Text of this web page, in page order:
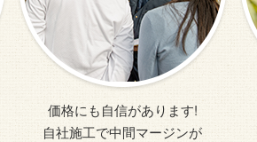
価格にも自信があります!
自社施工で中間マージンが